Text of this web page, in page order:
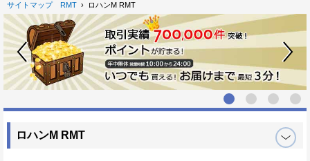
サイトマップ RMT ロハンM RMT
ロハンM RMT